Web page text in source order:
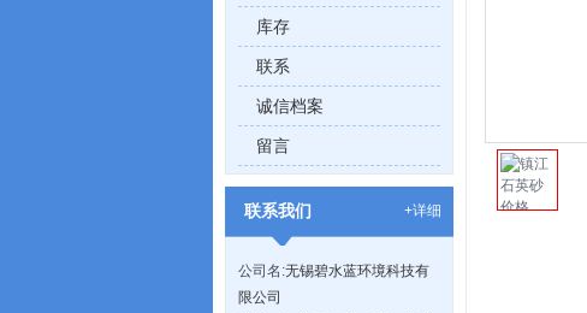
库存
联系
诚信档案
留言
联系我们 +详细
公司名:无锡碧水蓝环境科技有
限公司